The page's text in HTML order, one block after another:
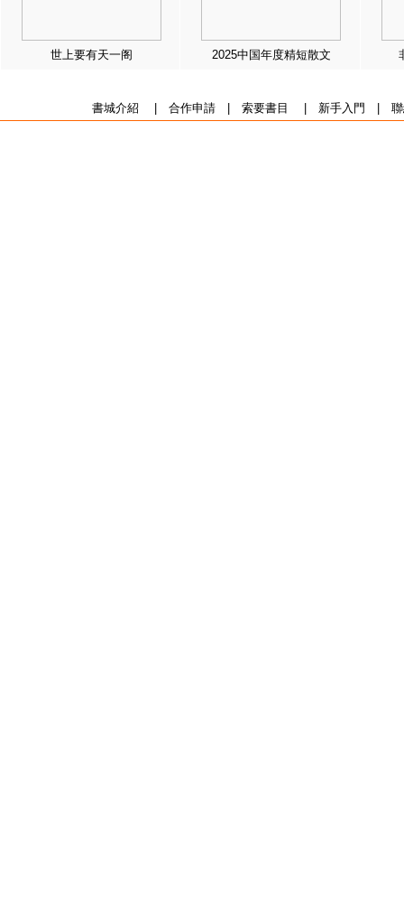
世上要有天一阁 2025中国年度精短散文
書城介紹 合作申請| 索要書目 新手入門